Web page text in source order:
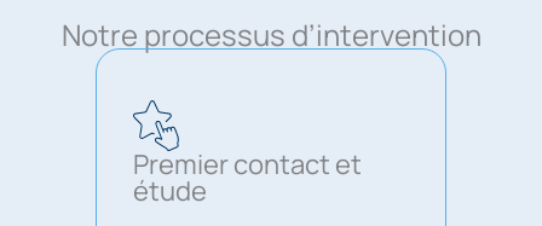
Notre processus d’intervention
Premier contact et
étude